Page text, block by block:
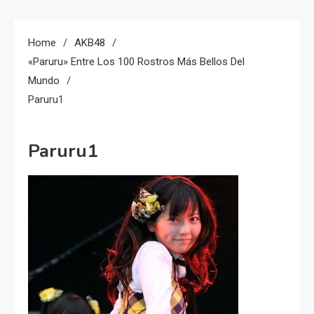
Home
AKB48
«Paruru» Entre Los 100 Rostros Más Bellos Del
Mundo
Paruru1
Paruru1